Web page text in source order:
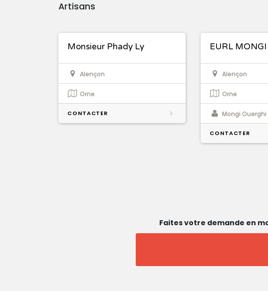
Artisans
Monsieur Phady Ly
Alençon
Orne
CONTACTER
EURL
Alençon
Orne
Mongi Ouerghi
CONTACTER
Faites votre demande en